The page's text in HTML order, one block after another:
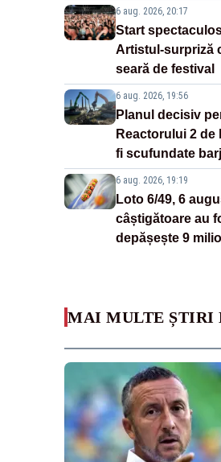
6 aug. 2026, 20:17
Start
Artistul-surpriză
seară de festival
6 aug. 2026, 19:56
Planul decisiv
Reactorului 2 de
fi scufundate
6 aug. 2026, 19:19
Loto 6/49, 6
câștigătoare au
depășește 9
MAI MULTE ȘTIRI